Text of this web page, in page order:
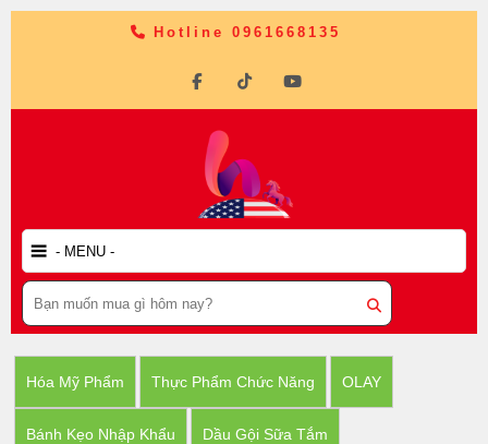
Hotline 0961668135
Hóa Mỹ Phẩm Thực Phẩm Chức Năng OLAY
Bánh Kẹo Nhập Khẩu Dầu Gội Sữa Tắm